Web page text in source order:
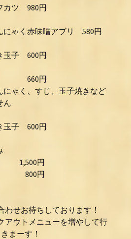
カツ 980円
ゃく赤味噌アブリ 580円
玉子 600円
660円
ゃく、すじ、玉子焼きなど
ん
玉子 600円
円
800円
わせお待ちしております！
アウトメニューを増やして行
きまーす！